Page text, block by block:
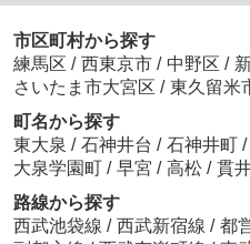
市区町村から探す
練馬区 / 西東京市 / 中野区 /
さいたま市大宮区 / 東久留米
町名から探す
東大泉 / 石神井台 / 石神井町 /
大泉学園町 / 早宮 / 高松 / 貫
路線から探す
西武池袋線 / 西武新宿線 / 都